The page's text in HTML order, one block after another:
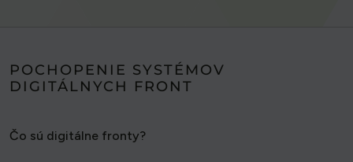
POCHOPENIE SYSTÉMOV
DIGITÁLNYCH FRONT
Čo sú digitálne fronty?